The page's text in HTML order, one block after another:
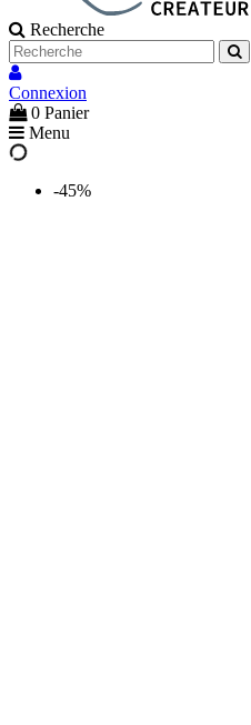
Recherche
Connexion
0 Panier
Menu
-45%